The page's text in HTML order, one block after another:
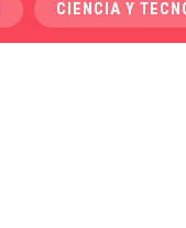
CIENCIA Y